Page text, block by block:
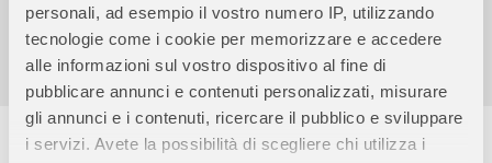
personali, ad esempio il vostro numero IP, utilizzando
tecnologie come i cookie per memorizzare e accedere
alle informazioni sul vostro dispositivo al fine di
pubblicare annunci e contenuti personalizzati, misurare
gli annunci e i contenuti, ricercare il pubblico e sviluppare
i servizi. Avete la possibilità di scegliere chi utilizza i
Garanzia e reso facili
Assistenza dal lunedì al venerdì
Descrizione completa